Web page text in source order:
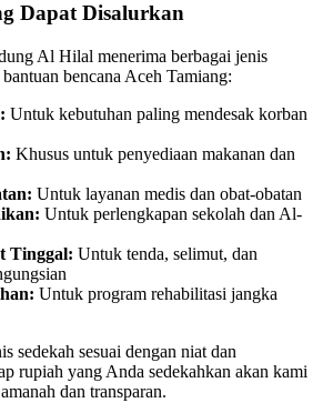
Dapat Disalurkan
Al Hilal menerima berbagai jenis
bencana Aceh Tamiang:
Untuk kebutuhan paling mendesak korban
Khusus untuk penyediaan makanan dan
Untuk layanan medis dan obat-obatan
Untuk perlengkapan sekolah dan Al-
Tinggal: Untuk tenda, selimut, dan
Untuk program rehabilitasi jangka
sedekah sesuai dengan niat dan
rupiah yang Anda sedekahkan akan kami
dan transparan.